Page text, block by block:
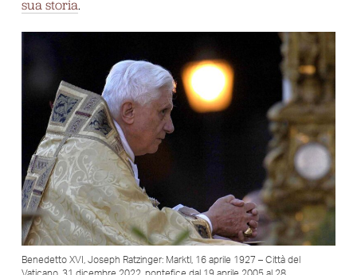
sua storia.
Benedetto XVI, Joseph Ratzinger: Marktl, 16 aprile 1927 – Città del